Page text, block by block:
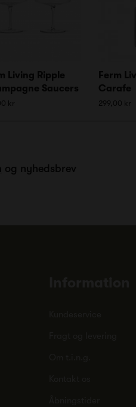
Living Ripple
Saucers
kr
Ferm
Carafe
299,00 kr
og nyhedsbrev